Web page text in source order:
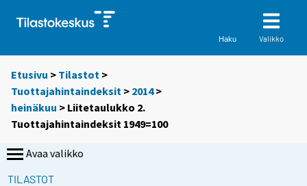
Haku Valikko
Etusivu > Tilastot >
Tuottajahintaindeksit > 2014>
heinäkuu > Liitetaulukko 2.
Tuottajahintaindeksit 1949=100
Avaa valikko
TILASTOT